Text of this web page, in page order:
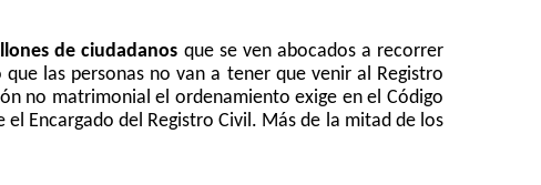
de ciudadanos que se ven abocados a recorrer
las personas no van a tener que venir al Registro
no matrimonial el ordenamiento exige en el Código
Encargado del Registro Civil. Más de la mitad de los